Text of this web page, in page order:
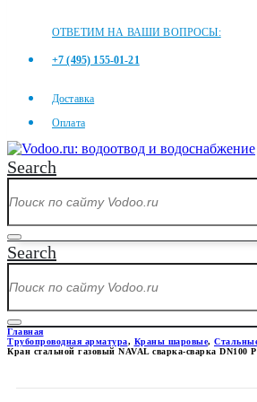
ОТВЕТИМ НА ВАШИ ВОПРОСЫ:
+7 (495) 155-01-21
Доставка
Оплата
Search
Search
Главная
Трубопроводная арматура, Краны шаровые,
Кран стальной газовый NAVAL сварка-сварка DN100